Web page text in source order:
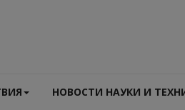
НОВОСТИ НАУКИ И